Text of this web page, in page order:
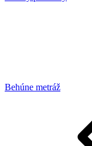
Behúne metráž